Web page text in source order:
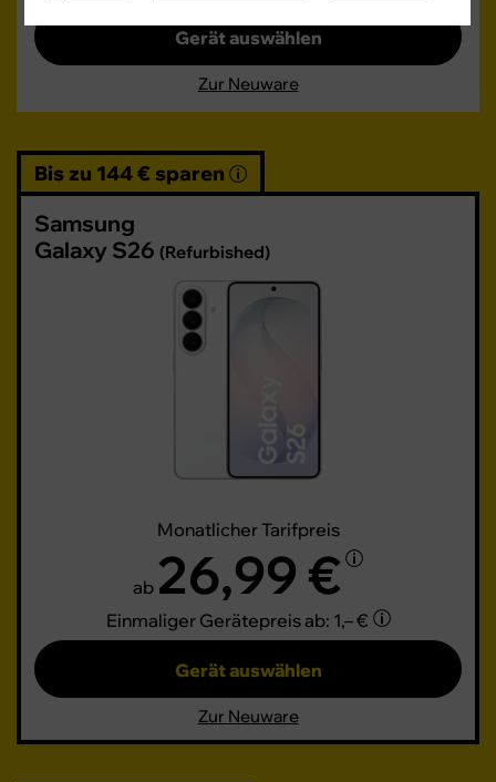
Gerät auswählen
Zur Neuware
Bis zu 144 € sparen
Samsung
Galaxy S26 (Refurbished)
Monatlicher Tarifpreis
ab 26,99 €
Einmaliger Gerätepreisab: 1,– €
Gerät auswählen
Zur Neuware